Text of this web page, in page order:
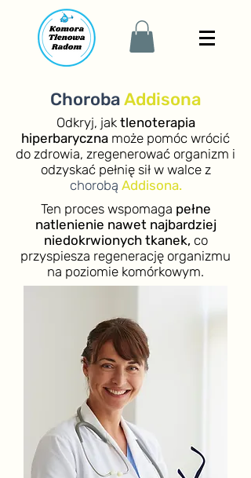
ChorobaAddisona
Odkryj, jak tlenoterapia
hiperbaryczna może pomóc wrócić
do zdrowia, zregenerować organizm i
odzyskać pełnię sił w walce z
chorobą Addisona.
Ten proces wspomaga pełne
natlenienie nawet najbardziej
niedokrwionych tkanek, co
przyspiesza regenerację organizmu
na poziomie komórkowym.